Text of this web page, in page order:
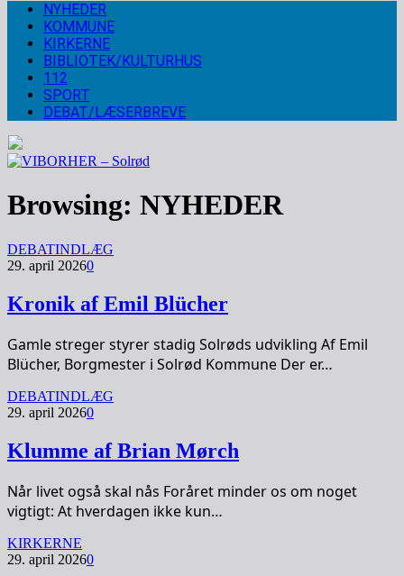
NYHEDER
KOMMUNE
KIRKERNE
BIBLIOTEK/KULTURHUS
112
SPORT
DEBAT/LÆSERBREVE
Browsing: NYHEDER
DEBATINDLÆG
29. april 20260
Kronik af Emil Blücher
Gamle streger styrer stadig Solrøds udvikling Af Emil
Blücher, Borgmester i Solrød Kommune Der er…
DEBATINDLÆG
29. april 20260
Klumme af Brian Mørch
Når livet også skal nås Foråret minder os om noget
vigtigt: At hverdagen ikke kun…
KIRKERNE
29. april 20260